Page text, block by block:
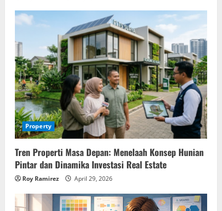
Property
Tren Properti Masa Depan: Menelaah Konsep Hunian
Pintar dan Dinamika Investasi Real Estate
Roy Ramirez April 29, 2026